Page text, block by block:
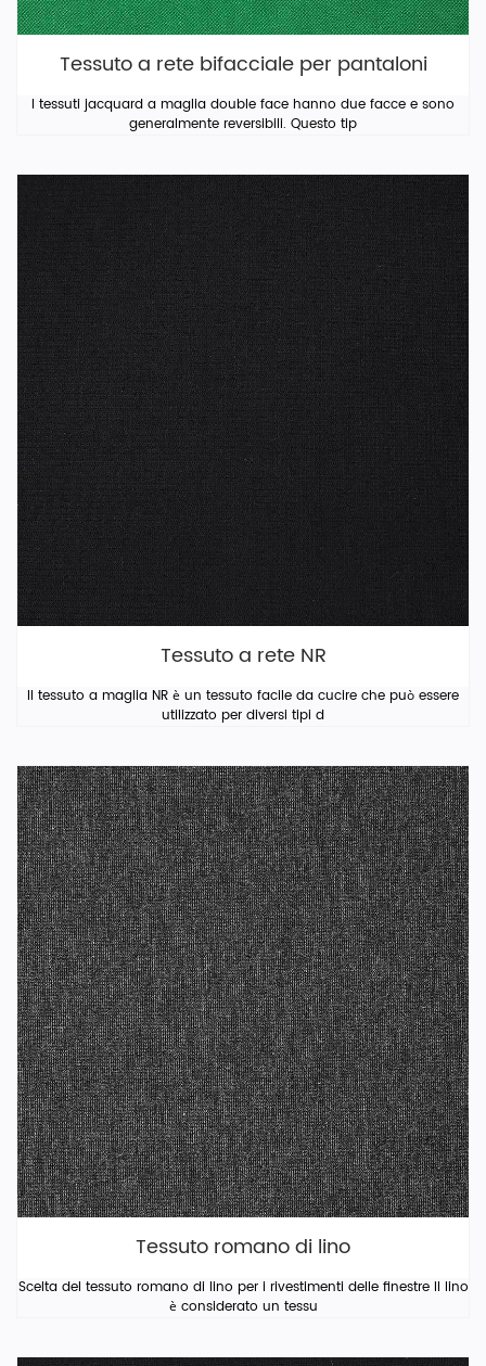
Tessuto a rete bifacciale per pantaloni
I tessuti jacquard a maglia double face hanno due facce e sono
generalmente reversibili. Questo tip
Tessuto a rete NR
Il tessuto a maglia NR è un tessuto facile da cucire che può essere
utilizzato per diversi tipi d
Tessuto romano di lino
Scelta del tessuto romano di lino per i rivestimenti delle finestre Il lino
è considerato un tessu